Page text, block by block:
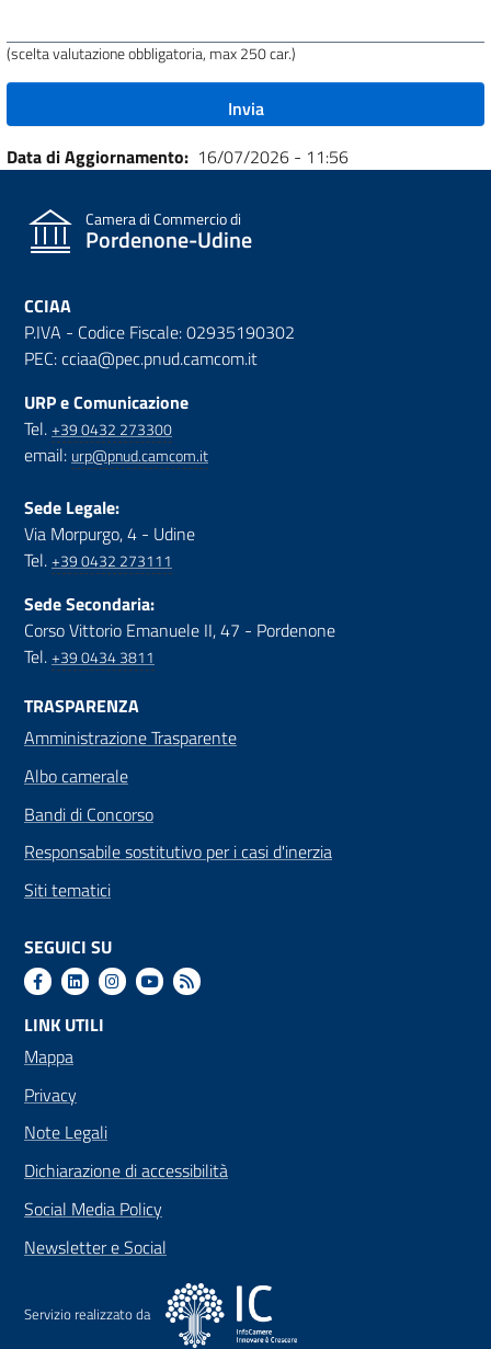
(scelta valutazione obbligatoria, max 250 car.)
Data di Aggiornamento 16/07/2026 - 11:56
Camera di Commercio di
Pordenone-Udine
CCIAA
P.IVA - Codice Fiscale: 02935190302
PEC: cciaa@pec.pnud.camcom.it
URP e Comunicazione
Tel.+39 0432 273300
email: urp@pnud.camcom.it
Sede Legale:
Via Morpurgo, 4 - Udine
Tel.+39 0432 273111
Sede Secondaria:
Corso Vittorio Emanuele II, 47 - Pordenone
Tel.+39 0434 3811
TRASPARENZA
Amministrazione Trasparente
Albo camerale
Bandi di Concorso
Responsabile sostitutivo per i casi d'inerzia
Siti tematici
SEGUICI SU
LINK UTILI
Mappa
Privacy
Note Legali
Dichiarazione di accessibilità
Social Media Policy
Newsletter e Social
Servizio realizzato da